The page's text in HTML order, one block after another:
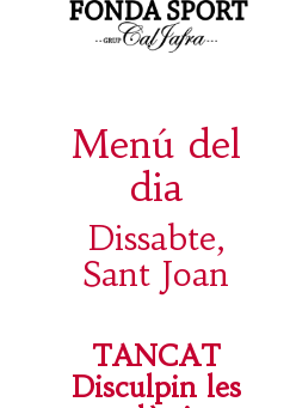
Menú del
dia
Dissabte,
Sant Joan
TANCAT
Disculpin les